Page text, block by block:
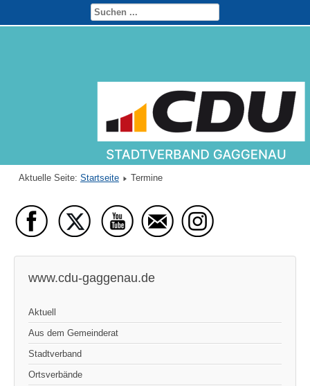
Aktuelle Seite: Startseite Termine
www.cdu-gaggenau.de
Aktuell
Aus dem Gemeinderat
Stadtverband
Ortsverbände